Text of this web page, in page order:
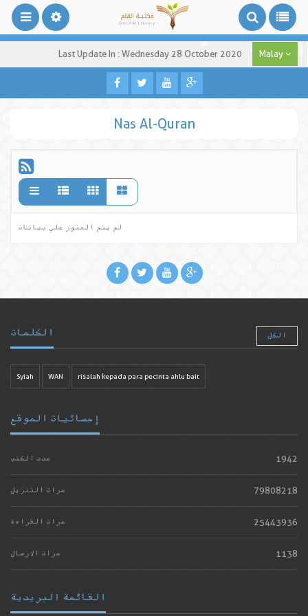
Last Update In : Wednesday 28 October 2020 Malay
Nas Al-Quran
لم يتم العثور علي بيانات
الكلمات الكل
Syiah WAN risalah kepada para pecinta ahlu bait
إحصائيات الموقع
عدد الكتب 1942
مرات التنزيل 79808218
مرات القراءة 25443936
مرات الارسال 1138
القائمة البريدية